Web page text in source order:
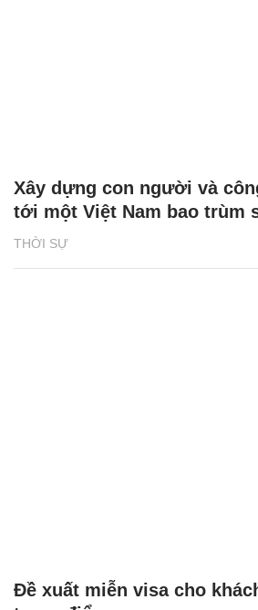
THỜI SỰ
Xây dựng con người và
tới một Việt Nam bao trùm
Đề xuất miễn visa cho